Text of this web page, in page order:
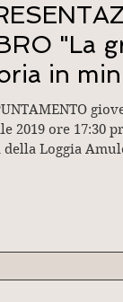
"La
in
2019 ore 17:30
della Loggia